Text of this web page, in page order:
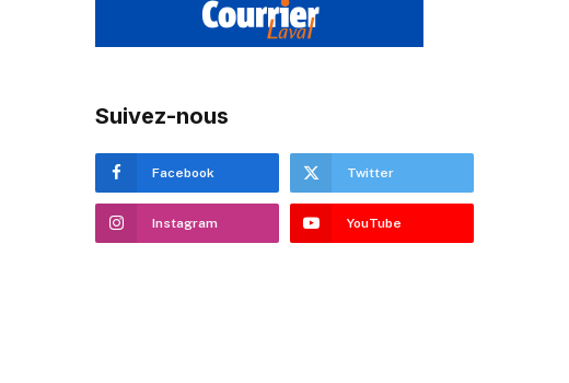
Suivez-nous
Facebook Twitter
Instagram YouTube